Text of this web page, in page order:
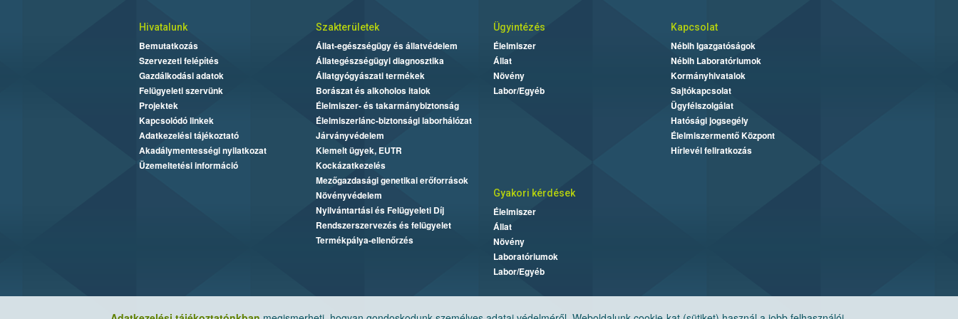
Hivatalunk
Bemutatkozás
Szervezeti felépítés
Gazdálkodási adatok
Felügyeleti szervünk
Projektek
Kapcsolódó linkek
Adatkezelési tájékoztató
Akadálymentességi nyilatkozat
Üzemeltetési információ
Szakterületek
Állat-egészségügy és állatvédelem
Állategészségügyi diagnosztika
Állatgyógyászati termékek
Borászat és alkoholos italok
Élelmiszer- és takarmánybiztonság
Élelmiszerlánc-biztonsági laborhálózat
Járványvédelem
Kiemelt ügyek, EUTR
Kockázatkezelés
Mezőgazdasági genetikai erőforrások
Növényvédelem
Nyilvántartási és Felügyeleti Díj
Rendszerszervezés és felügyelet
Termékpálya-ellenőrzés
Ügyintézés
Élelmiszer
Állat
Növény
Labor/Egyéb
Kapcsolat
Nébih Igazgatóságok
Nébih Laboratóriumok
Kormányhivatalok
Sajtókapcsolat
Ügyfélszolgálat
Hatósági jogsegély
Élelmiszermentő Központ
Hírlevél feliratkozás
Gyakori kérdések
Élelmiszer
Állat
Növény
Laboratóriumok
Labor/Egyéb